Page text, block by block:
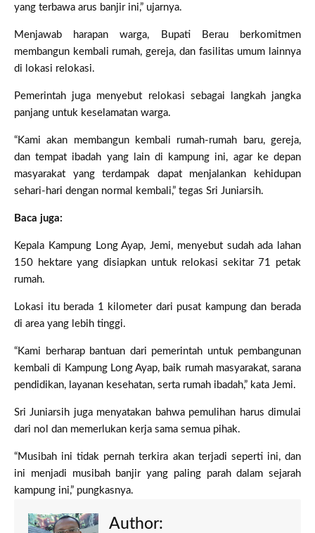
yang terbawa arus banjir ini,” ujarnya.
Menjawab harapan warga, Bupati Berau berkomitmen
membangun kembali rumah, gereja, dan fasilitas umum lainnya
di lokasi relokasi.
Pemerintah juga menyebut relokasi sebagai langkah jangka
panjang untuk keselamatan warga.
“Kami akan membangun kembali rumah-rumah baru, gereja,
dan tempat ibadah yang lain di kampung ini, agar ke depan
masyarakat yang terdampak dapat menjalankan kehidupan
sehari-hari dengan normal kembali,” tegas Sri Juniarsih.
Baca juga:
Kepala Kampung Long Ayap, Jemi, menyebut sudah ada lahan
150 hektare yang disiapkan untuk relokasi sekitar 71 petak
rumah.
Lokasi itu berada 1 kilometer dari pusat kampung dan berada
di area yang lebih tinggi.
“Kami berharap bantuan dari pemerintah untuk pembangunan
kembali di Kampung Long Ayap, baik rumah masyarakat, sarana
pendidikan, layanan kesehatan, serta rumah ibadah,” kata Jemi.
Sri Juniarsih juga menyatakan bahwa pemulihan harus dimulai
dari nol dan memerlukan kerja sama semua pihak.
“Musibah ini tidak pernah terkira akan terjadi seperti ini, dan
ini menjadi musibah banjir yang paling parah dalam sejarah
kampung ini,” pungkasnya.
Author: